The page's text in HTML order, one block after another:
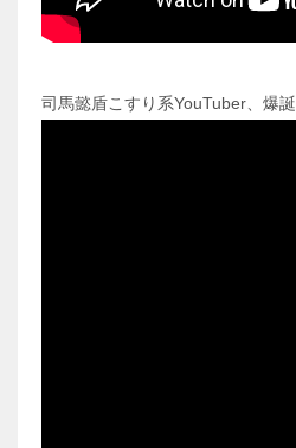
司馬懿盾こすり系YouTuber、爆誕